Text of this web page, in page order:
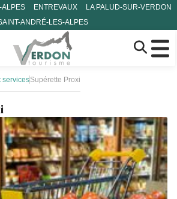
ALPES ENTREVAUX
LA PALUD-SUR-VERDON
ANDRÉ-LES-ALPES
servicesSupérette Proxi